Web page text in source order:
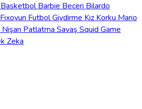
BasketbolBarbie Beceri Bilardo
Fixoyun FutbolGiydirme Kız Korku Mario
Nişan Patlatma Savaş Squid Game
Zeka